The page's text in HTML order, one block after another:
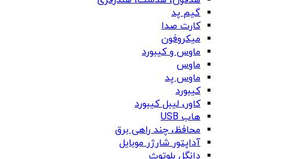
گیم پد
کارت صدا
میکروفون
ماوس و کیبورد
ماوس
ماوس پد
کیبورد
کاور، لیبل کیبورد
هاب USB
محافظ، چند راهی برق
آداپتور شارژر موبایل
دانگل بلوتوث